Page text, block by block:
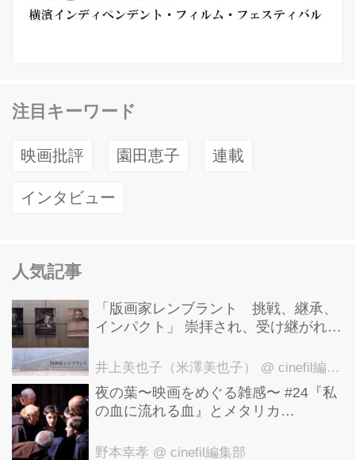
注目キーワード
映画批評 園田恵子 連載
インタビュー
人気記事
「版画家レンブラント 挑戦、継承、
インパクト」 崇拝され、受け継がれ、
洋美術館にて9月23日まで開催中！
井上美也子（米澤美也子） @ cinefil編集部
夜の葉〜映画をめぐる雑感〜 #24『私
の血に流れる血』とメタリカ
野本幸孝 @ cinefil編集部